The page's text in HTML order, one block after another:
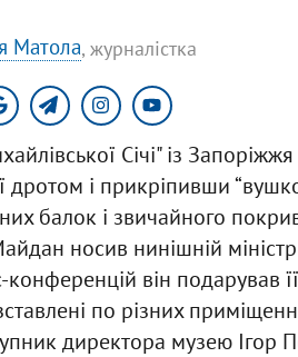
Матола, журналістка
Січі" із
дротом і прикріпивши
балок і звичайного
носив нинішній
конференцій він подарував
по різних
директора музею Ігор